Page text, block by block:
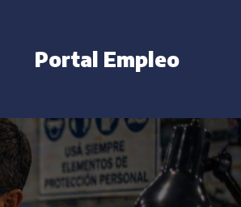
Portal Empleo